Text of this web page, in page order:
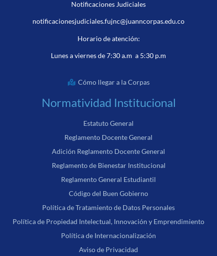
Notificaciones Judiciales
notificacionesjudiciales.fujnc@juanncorpas.edu.co
Horario de atención:
Lunes a viernes de 7:30 a.m a 5:30 p.m
Cómo llegar a la Corpas
Normatividad Institucional
Estatuto General
Reglamento Docente General
Adición Reglamento Docente General
Reglamento de Bienestar Institucional
Reglamento General Estudiantil
Código del Buen Gobierno
Política de Tratamiento de Datos Personales
Política de Propiedad Intelectual, Innovación y Emprendimiento
Política de Internacionalización
Aviso de Privacidad